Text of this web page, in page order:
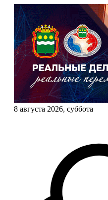
8 августа 2026, суббота